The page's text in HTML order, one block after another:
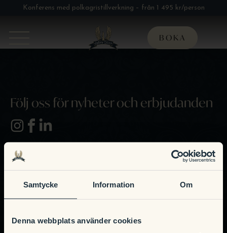
Samtycke Information Om
Denna webbplats använder cookies
Konferens med polkagristillverkning – från 1 495 kr/person
BOKA
Följ oss för nyheter och erbjudanden
Kontakta oss
Gyllene Uttern